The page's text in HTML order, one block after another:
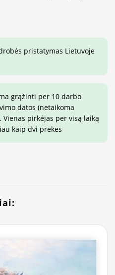
pristatymas Lietuvoje
grąžinti per 10 darbo
datos (netaikoma
pirkėjas per visą laiką
kaip dvi prekes